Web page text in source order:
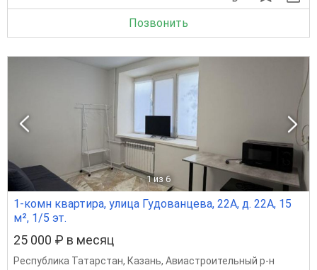
Позвонить
1 из 6
1-комн квартира, улица Гудованцева, 22А, д. 22А, 15
м², 1/5 эт.
25 000 ₽ в месяц
Республика Татарстан, Казань, Авиастроительный р-н